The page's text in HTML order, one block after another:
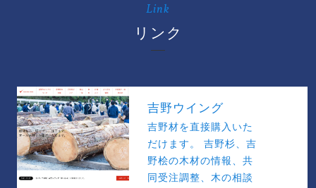
Link
リンク
吉野ウイング
吉野材を直接購入いた
だけます。 吉野杉、吉
野桧の木材の情報、共
同受注調整、木の相談